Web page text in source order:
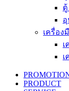
เครื่อง
เ
เ
PRODUCT